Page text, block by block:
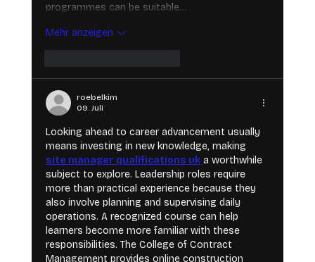
programmes can be suitable…
Mehr anzeigen
roebelkim
09. Juli
Looking ahead to career advancement usually
means investing in new knowledge, making
site manager qualifications uk a worthwhile
subject to explore. Leadership roles require
more than practical experience because they
also involve planning and supervising daily
operations. A recognized course can help
learners become more familiar with these
responsibilities. The College of Contract
Management provides online construction